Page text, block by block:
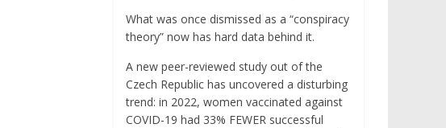
What was once dismissed as a “conspiracy
theory” now has hard data behind it.
A new peer-reviewed study out of the
Czech Republic has uncovered a disturbing
trend: in 2022, women vaccinated against
COVID-19 had 33% FEWER successful